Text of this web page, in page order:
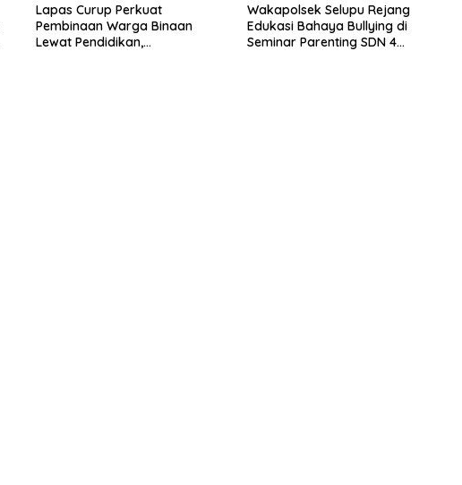
Lapas Curup Perkuat
Pembinaan Warga Binaan
Lewat Pendidikan,
Wakapolsek Selupu Rejang
Edukasi Bahaya Bullying di
Seminar Parenting SDN 4